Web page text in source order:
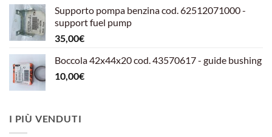
era:
599,00€.
è:
540,00€.
Supporto pompa benzina cod. 62512071000 -
support fuel pump
35,00€
Boccola 42x44x20 cod. 43570617 - guide bushing
10,00€
I PIÙ VENDUTI